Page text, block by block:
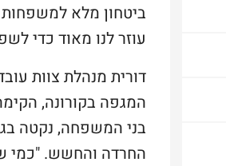
ביטחון מלא למשפחות
עוזר לנו מאוד כדי
דורית מנהלת צוות
המגפה בקורונה,
בני המשפחה, נקטה
החרדה והחשש. "כמי